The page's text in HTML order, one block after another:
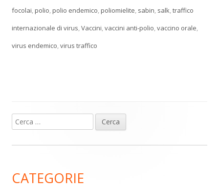
focolai,polio,polio endemico,poliomielite, sabin, salk,traffico
internazionale di virus,Vaccini,vaccini anti-polio,vaccino orale,
virus endemico,virus traffico
Barra
laterale
Ricerca
per:
CATEGORIE